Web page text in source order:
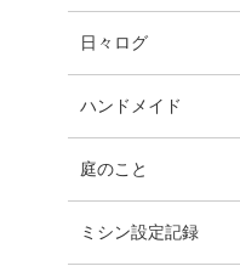
日々ログエ
リ
ー
件
ハンドメイド
ー
数
庭のこと
リ
ミシン設定記録エ
件